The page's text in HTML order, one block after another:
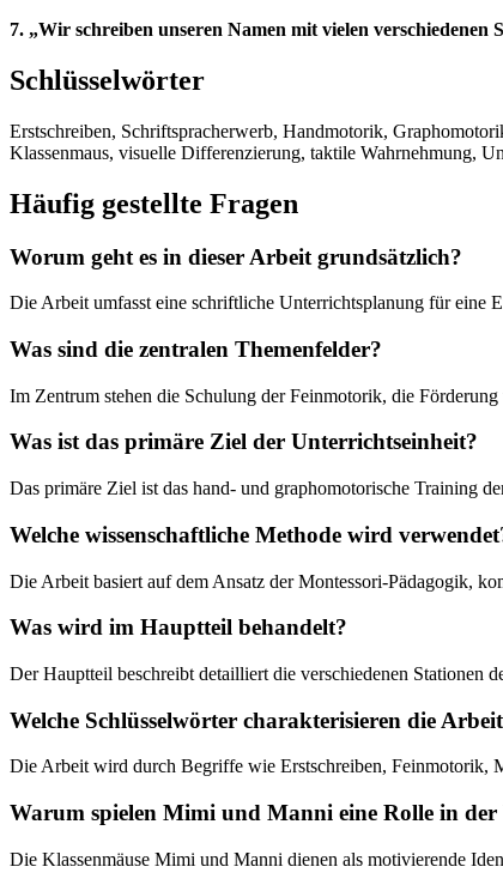
7. „Wir schreiben unseren Namen mit vielen verschiedenen
Schlüsselwörter
Erstschreiben, Schriftspracherwerb, Handmotorik,
Klassenmaus, visuelle Differenzierung, taktile Wahrnehmung,
Häufig gestellte Fragen
Worum geht es in dieser Arbeit grundsätzlich?
Die Arbeit umfasst eine schriftliche Unterrichtsplanung für eine
Was sind die zentralen Themenfelder?
Im Zentrum stehen die Schulung der Feinmotorik, die
Was ist das primäre Ziel der Unterrichtseinheit?
Das primäre Ziel ist das hand- und graphomotorische Training
Welche wissenschaftliche Methode wird
Die Arbeit basiert auf dem Ansatz der Montessori-Pädagogik,
Was wird im Hauptteil behandelt?
Der Hauptteil beschreibt detailliert die verschiedenen Stationen
Welche Schlüsselwörter charakterisieren die
Die Arbeit wird durch Begriffe wie Erstschreiben, Feinmotorik,
Warum spielen Mimi und Manni eine Rolle in
Die Klassenmäuse Mimi und Manni dienen als motivierende